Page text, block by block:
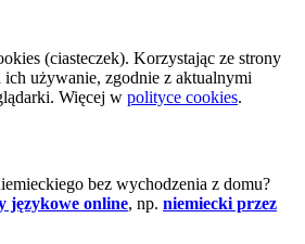
(ciasteczek). Korzystając ze strony
ich używanie, zgodnie z aktualnymi
Więcej w polityce cookies.
bez wychodzenia z domu?
językowe online, np. niemiecki przez